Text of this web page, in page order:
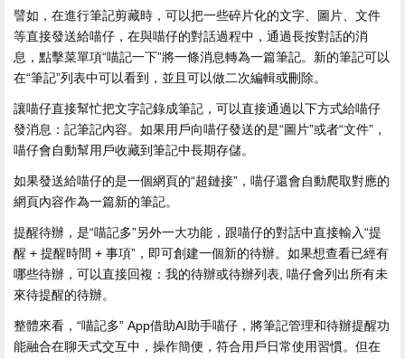
譬如，在進行筆記剪藏時，可以把一些碎片化的文字、圖片、文件
等直接發送給喵仔，在與喵仔的對話過程中，通過長按對話的消
息，點擊菜單項“喵記一下”將一條消息轉為一篇筆記。新的筆記可以
在“筆記”列表中可以看到，並且可以做二次編輯或刪除。
讓喵仔直接幫忙把文字記錄成筆記，可以直接通過以下方式給喵仔
發消息：記筆記內容。如果用戶向喵仔發送的是“圖片”或者“文件”，
喵仔會自動幫用戶收藏到筆記中長期存儲。
如果發送給喵仔的是一個網頁的“超鏈接”，喵仔還會自動爬取對應的
網頁內容作為一篇新的筆記。
提醒待辦，是“喵記多”另外一大功能，跟喵仔的對話中直接輸入“提
醒 + 提醒時間 + 事項”，即可創建一個新的待辦。如果想查看已經有
哪些待辦，可以直接回複：我的待辦或待辦列表, 喵仔會列出所有未
來待提醒的待辦。
整體來看，“喵記多” App借助AI助手喵仔，將筆記管理和待辦提醒功
能融合在聊天式交互中，操作簡便，符合用戶日常使用習慣。但在